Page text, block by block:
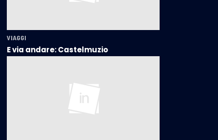
VIAGGI
E via andare: Castelmuzio